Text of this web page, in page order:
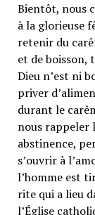
Bientôt, nous
à la glorieuse
retenir du
et de boisson,
Dieu nʼest ni
priver
durant le
nous rappeler
abstinence,
sʼouvrir à
lʼhomme est
rite qui a lieu
lʼÉglise